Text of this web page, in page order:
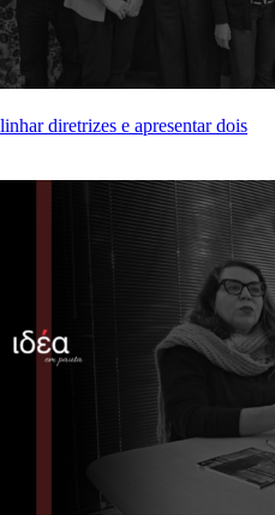
diretrizes e apresentar dois